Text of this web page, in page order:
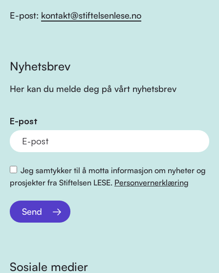
E-post: kontakt@stiftelsenlese.no
Nyhetsbrev
Her kan du melde deg på vårt nyhetsbrev
E-post
Jeg samtykker til å motta informasjon om nyheter og
prosjekter fra Stiftelsen LESE. Personvernerklæring
Send
Sosiale medier